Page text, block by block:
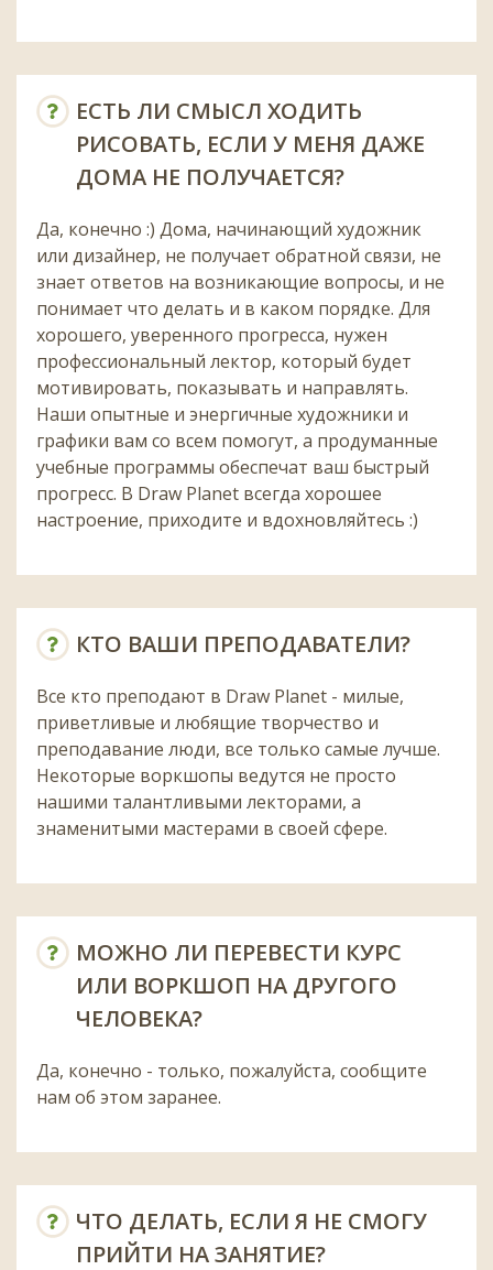
ЕСТЬ ЛИ СМЫСЛ ХОДИТЬ
РИСОВАТЬ, ЕСЛИ У МЕНЯ ДАЖЕ
ДОМА НЕ ПОЛУЧАЕТСЯ?
Да, конечно :) Дома, начинающий художник
или дизайнер, не получает обратной связи, не
знает ответов на возникающие вопросы, и не
понимает что делать и в каком порядке. Для
хорошего, уверенного прогресса, нужен
профессиональный лектор, который будет
мотивировать, показывать и направлять.
Наши опытные и энергичные художники и
графики вам со всем помогут, а продуманные
учебные программы обеспечат ваш быстрый
прогресс. В Draw Planet всегда хорошее
настроение, приходите и вдохновляйтесь :)
КТО ВАШИ ПРЕПОДАВАТЕЛИ?
Все кто преподают в Draw Planet - милые,
приветливые и любящие творчество и
преподавание люди, все только самые лучше.
Некоторые воркшопы ведутся не просто
нашими талантливыми лекторами, а
знаменитыми мастерами в своей сфере.
МОЖНО ЛИ ПЕРЕВЕСТИ КУРС
ИЛИ ВОРКШОП НА ДРУГОГО
ЧЕЛОВЕКА?
Да, конечно - только, пожалуйста, сообщите
нам об этом заранее.
ЧТО ДЕЛАТЬ, ЕСЛИ Я НЕ СМОГУ
ПРИЙТИ НА ЗАНЯТИЕ?